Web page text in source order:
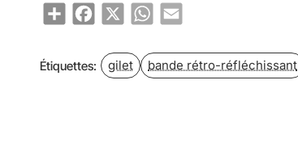
ShareFacebook
X WhatsApp
Email
Étiquettes: gilet bande rétro-réfléchissant